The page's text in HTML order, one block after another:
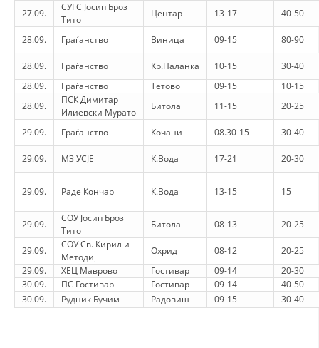
27.09.
СУГС Јосип Броз
Тито
Центар 13-17 40-50
28.09. Граѓанство Виница 09-15 80-90
28.09. Граѓанство Кр.Паланка 10-15
30-40
28.09.
Граѓанство Тетово 09-15
10-15
28.09.
ПСК Димитар
Илиевски Мурато
Битола 11-15 20-25
29.09. Граѓанство Кочани 08.30-15 30-40
29.09. МЗ УСЈЕ К.Вода 17-21 20-30
29.09. Раде Кончар К.Вода 13-15 15
29.09.
СОУ Јосип Броз
Тито
Битола 08-13 20-25
29.09.
СОУ Св. Кирил и
Методиј
Охрид 08-12
20-25
29.09.
ХЕЦ Маврово Гостивар 09-14
20-30
30.09.
ПС Гостивар Гостивар 09-14
40-50
30.09.
Рудник Бучим Радовиш 09-15 30-40